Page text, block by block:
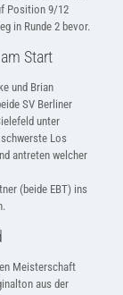
Position 9/12
in Runde 2 bevor.
Start
und Brian
SV Berliner
unter
Los
antreten welcher
(beide EBT) ins
Meisterschaft
aus der